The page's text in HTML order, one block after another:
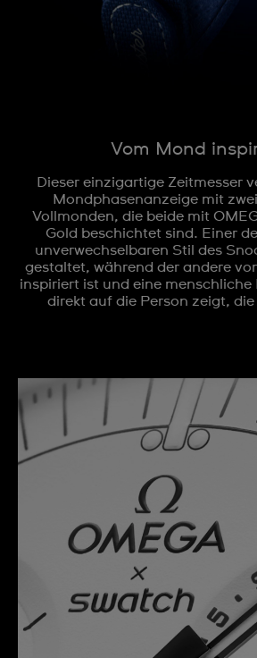
Vom Mond
Dieser einzigartige Zeitmesser
Mondphasenanzeige mit
Vollmonden, die beide mit
Gold beschichtet sind. Einer
unverwechselbaren Stil des
gestaltet, während der andere
inspiriert ist und eine
direkt auf die Person zeigt,